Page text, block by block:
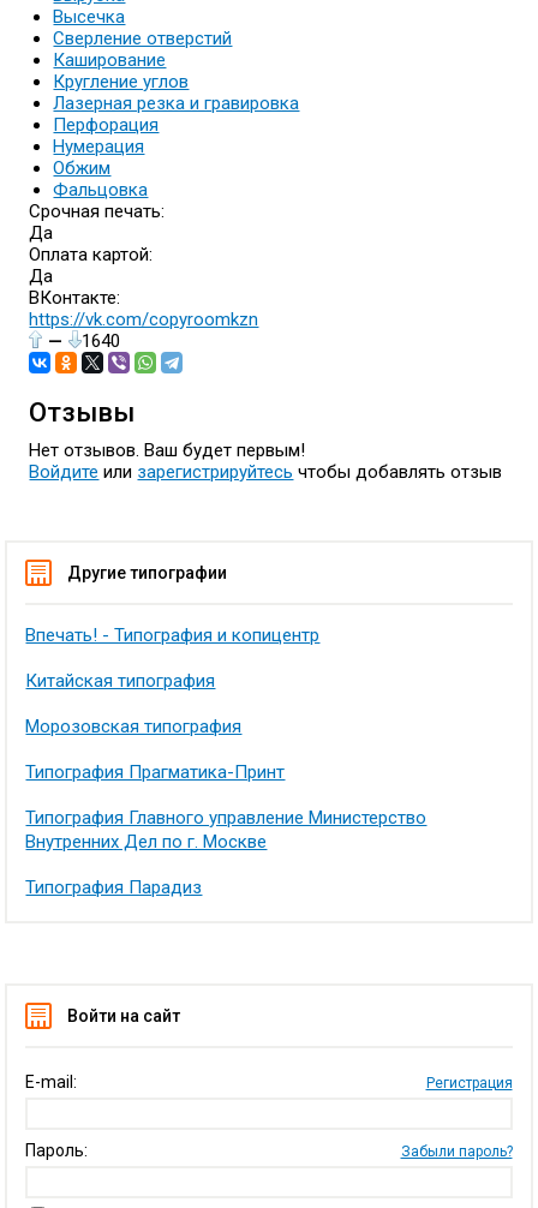
Высечка
Сверление отверстий
Каширование
Кругление углов
Лазерная резка и гравировка
Перфорация
Нумерация
Обжим
Фальцовка
Срочная печать:
Да
Оплата картой:
Да
ВКонтакте:
https://vk.com/copyroomkzn
—
1640
Отзывы
Нет отзывов. Ваш будет первым!
Войдите или зарегистрируйтесь чтобы добавлять отзыв
Другие типографии
Впечать! - Типография и копицентр
Китайская типография
Морозовская типография
Типография Прагматика-Принт
Типография Главного управление Министерство
Внутренних Дел по г. Москве
Типография Парадиз
Войти на сайт
E-mail: Регистрация
Пароль: Забыли пароль?